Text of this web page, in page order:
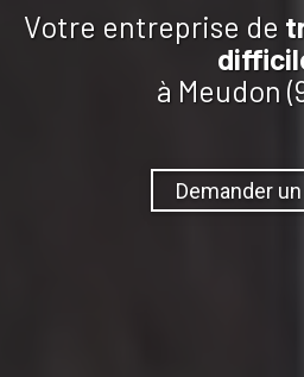
Votre entreprise de
à Meudon
Demander